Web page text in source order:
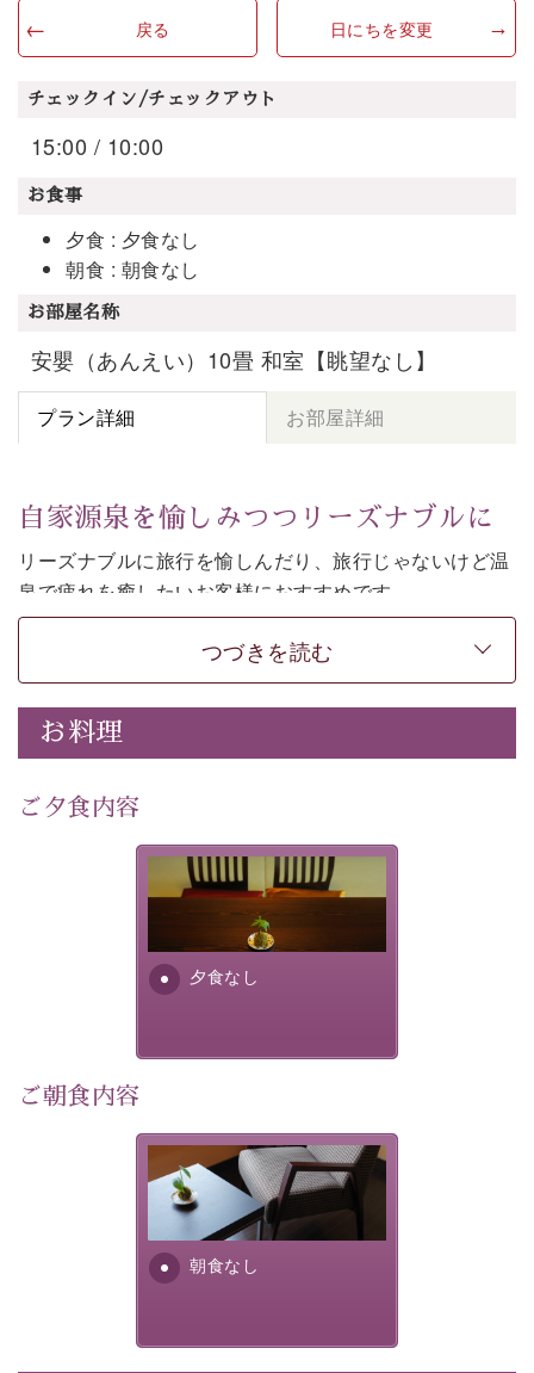
戻る 日にちを変更
チェックイン/チェックアウト
15:00 / 10:00
お食事
夕食 : 夕食なし
朝食 : 朝食なし
お部屋名称
安嬰（あんえい）10畳 和室【眺望なし】
プラン詳細 お部屋詳細
自家源泉を愉しみつつリーズナブルに
リーズナブルに旅行を愉しんだり、旅行じゃないけど温
泉で疲れを癒したいお客様におすすめです。
和モダンの落ち着くお部屋でお休みください。
-----------【安心への取り組み】----------
個室料亭、貸切風呂のご利用が可能な上、 安心安全にご
徹底した衛生管理を行っております。
-------------------------------------------------
・諏訪大社4社を巡る無料参拝バス（事前予約制）
・館内着をご用意
・駐車場完備
・チェックイン15時、チェックアウト10時
自家源泉「美翠源泉」は酸化の進みが遅く新鮮で若返り
の効果が高い、極めて希有な源泉です。身も心も癒され
るご入浴をお愉しみください。
温泉の成分に合わせ、防菌防カビの特殊素材の畳を使
つづきを読む
お料理
ご夕食内容
夕食なし
夕食なしご夕食を追加される
場合は、二食付きのプランを
お選びくださいませ。
ご朝食内容
朝食なし
朝食なし。ご朝食を付ける場
合は朝食付きのプランをお選
びくださいませ。